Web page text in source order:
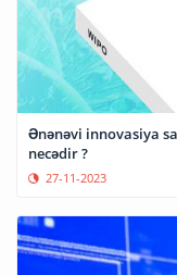
Ənənəvi innovasiya
necədir ?
27-11-2023